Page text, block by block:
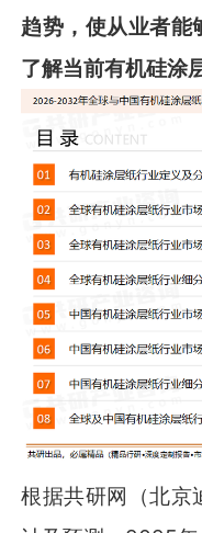
趋势，使从业者能
了解当前有机硅涂
根据共研网（北京